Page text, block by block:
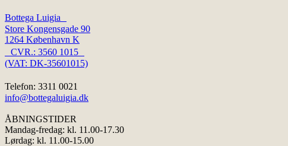
Bottega Luigia
Store Kongensgade 90
1264 København K
CVR.: 3560 1015
(VAT: DK-35601015)
Telefon: 3311 0021
info@bottegaluigia.dk
ÅBNINGSTIDER
Mandag-fredag: kl. 11.00-17.30
Lørdag: kl. 11.00-15.00